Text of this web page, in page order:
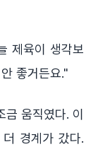
제육이 생각보
좋거든요."
움직였다. 이
경계가 갔다.